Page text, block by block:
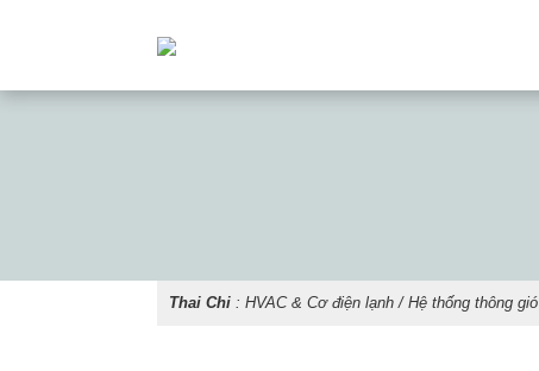
Thai Chi : HVAC & Cơ điện lạnh / Hệ thống thông gió